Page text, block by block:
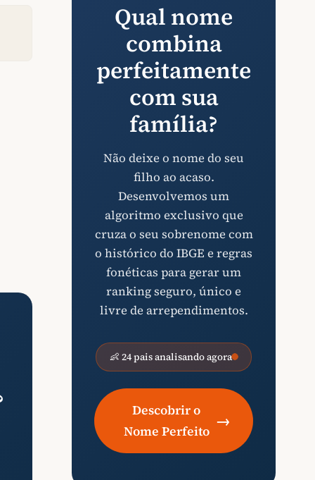
Qual nome
combina
perfeitamente
com sua
família?
Não deixe o nome do seu
filho ao acaso.
Desenvolvemos um
algoritmo exclusivo que
cruza o seu sobrenome com
o histórico do IBGE e regras
fonéticas para gerar um
ranking seguro, único e
livre de arrependimentos.
👶 24 pais analisando agora
Descobrir o
Nome Perfeito
→